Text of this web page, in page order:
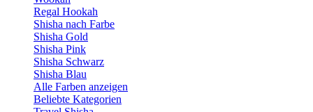
Regal Hookah
Shisha nach Farbe
Shisha Gold
Shisha Pink
Shisha Schwarz
Shisha Blau
Alle Farben anzeigen
Beliebte Kategorien